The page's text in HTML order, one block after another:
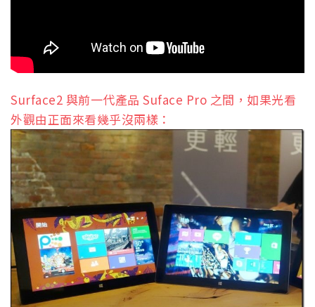
Surface2 與前一代產品 Suface Pro 之間，如果光看
外觀由正面來看幾乎沒兩樣：